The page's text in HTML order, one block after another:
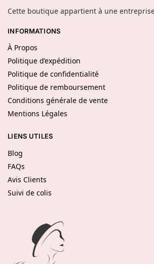
Cette boutique appartient à une
INFORMATIONS
À Propos
Politique d’expédition
Politique de confidentialité
Politique de remboursement
Conditions générale de vente
Mentions Légales
LIENS UTILES
Blog
FAQs
Avis Clients
Suivi de colis